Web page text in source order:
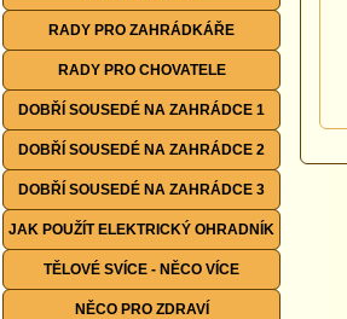
RADY PRO ZAHRÁDKÁŘE
RADY PRO CHOVATELE
DOBŘÍ SOUSEDÉ NA ZAHRÁDCE 1
DOBŘÍ SOUSEDÉ NA ZAHRÁDCE 2
DOBŘÍ SOUSEDÉ NA ZAHRÁDCE 3
JAK POUŽÍT ELEKTRICKÝ OHRADNÍK
TĚLOVÉ SVÍCE - NĚCO VÍCE
NĚCO PRO ZDRAVÍ